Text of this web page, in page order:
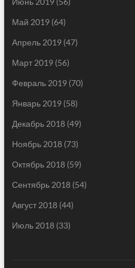
Май 2019(64)
Апрель 2019(47)
Март 2019(56)
Февраль 2019(70)
Январь 2019(58)
Декабрь 2018(49)
Ноябрь 2018(73)
Октябрь 2018(59)
Сентябрь 2018(54)
Август 2018(44)
Июль 2018(33)